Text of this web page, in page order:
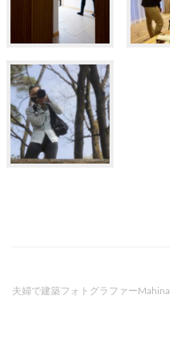
夫婦で建築フォトグラファーMahina